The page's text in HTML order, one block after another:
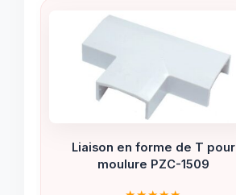
Liaison en forme de T pour
moulure PZC-1509